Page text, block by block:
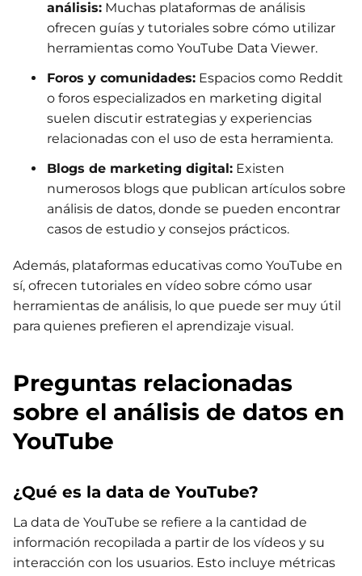
análisis: Muchas plataformas de análisis
ofrecen guías y tutoriales sobre cómo utilizar
herramientas como YouTube Data Viewer.
Foros y comunidades: Espacios como Reddit
o foros especializados en marketing digital
suelen discutir estrategias y experiencias
relacionadas con el uso de esta herramienta.
Blogs de marketing digital: Existen
numerosos blogs que publican artículos sobre
análisis de datos, donde se pueden encontrar
casos de estudio y consejos prácticos.
Además, plataformas educativas como YouTube en
sí, ofrecen tutoriales en vídeo sobre cómo usar
herramientas de análisis, lo que puede ser muy útil
para quienes prefieren el aprendizaje visual.
Preguntas relacionadas
sobre el análisis de datos en
YouTube
¿Qué es la data de YouTube?
La data de YouTube se refiere a la cantidad de
información recopilada a partir de los vídeos y su
interacción con los usuarios. Esto incluye métricas